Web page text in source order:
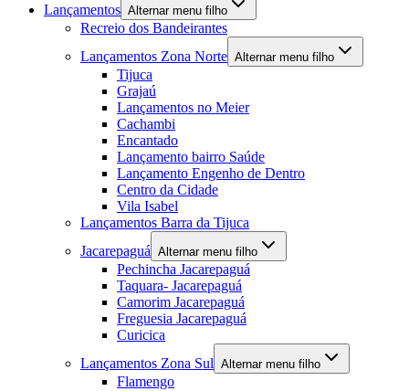
Lançamentos Alternar menu filho
Recreio dos Bandeirantes
Lançamentos Zona Norte Alternar menu filho
Tijuca
Grajaú
Lançamentos no Meier
Cachambi
Encantado
Lançamento bairro Saúde
Lançamento Engenho de Dentro
Centro da Cidade
Vila Isabel
Lançamentos Barra da Tijuca
Jacarepaguá Alternar menu filho
Pechincha Jacarepaguá
Taquara- Jacarepaguá
Camorim Jacarepaguá
Freguesia Jacarepaguá
Curicica
Lançamentos Zona Sul Alternar menu filho
Flamengo